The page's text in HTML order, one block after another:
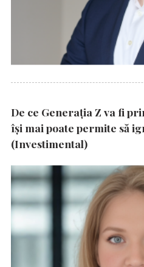
De ce Generația Z va fi
își mai poate permite să
(Investimental)